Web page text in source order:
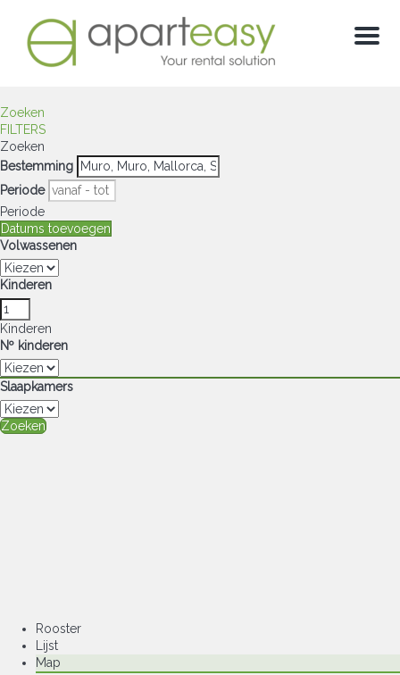
Menu
Zoeken
FILTERS
Zoeken
Bestemming
Periode
Periode
Datums toevoegen
Volwassenen
Kinderen
Kinderen
Nº kinderen
Slaapkamers
Zoeken
Rooster
Lijst
Map